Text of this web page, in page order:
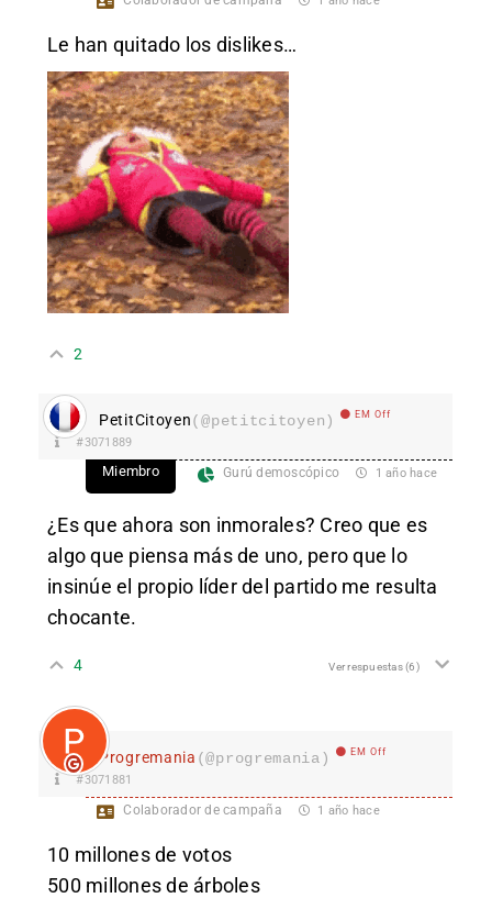
Le han quitado los dislikes…
2
PetitCitoyen(@petitcitoyen) EM Off
#3071889
Miembro Gurú demoscópico 1 año hace
¿Es que ahora son inmorales? Creo que es
algo que piensa más de uno, pero que lo
insinúe el propio líder del partido me resulta
chocante.
4 Ver respuestas(6)
Progremania (@progremania) EM Off
#3071881
Colaborador de campaña 1 año hace
10 millones de votos
500 millones de árboles